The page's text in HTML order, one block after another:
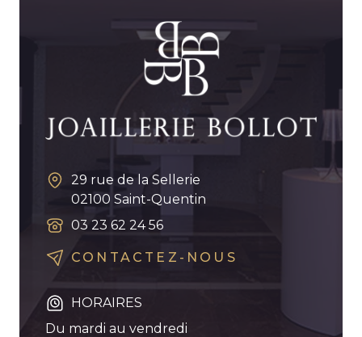
29 rue de la Sellerie
02100 Saint-Quentin
03 23 62 24 56
CONTACTEZ-NOUS
HORAIRES
Du mardi au vendredi